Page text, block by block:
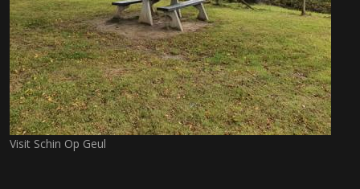
Visit Schin Op Geul